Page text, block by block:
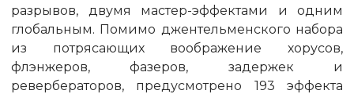
разрывов, двумя мастер-эффектами и одним
глобальным. Помимо джентельменского набора
из потрясающих воображение хорусов,
флэнжеров, фазеров, задержек и
ревербераторов, предусмотрено 193 эффекта